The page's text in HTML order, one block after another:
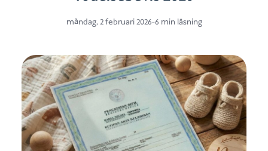
måndag, 2 februari 2026-6 min läsning
Donera till Villa Kitty
och hjälpa katter på Bali
USD Donera